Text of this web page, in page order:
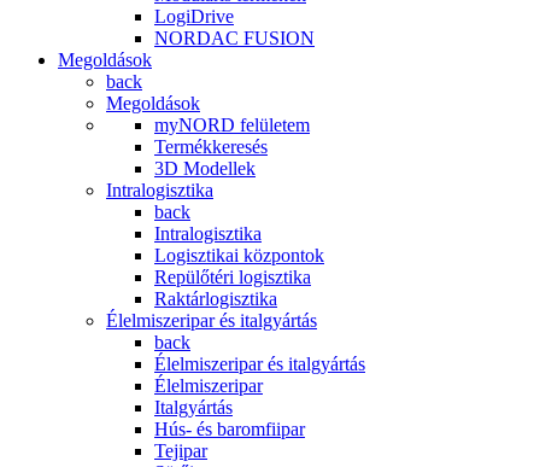
LogiDrive
NORDAC FUSION
Megoldások
back
Megoldások
myNORD felületem
Termékkeresés
3D Modellek
Intralogisztika
back
Intralogisztika
Logisztikai központok
Repülőtéri logisztika
Raktárlogisztika
Élelmiszeripar és italgyártás
back
Élelmiszeripar és italgyártás
Élelmiszeripar
Italgyártás
Hús- és baromfiipar
Tejipar